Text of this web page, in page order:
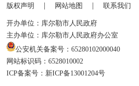
版权声明 | 网站地图 | 联系我们
开办单位：库尔勒市人民政府
主办单位：库尔勒市人民政府办公室
公安机关备案号：65280102000040
网站标识码：6528010002
ICP备案号：新ICP备13001204号